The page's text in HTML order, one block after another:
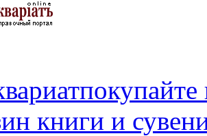
покупайте
книги и